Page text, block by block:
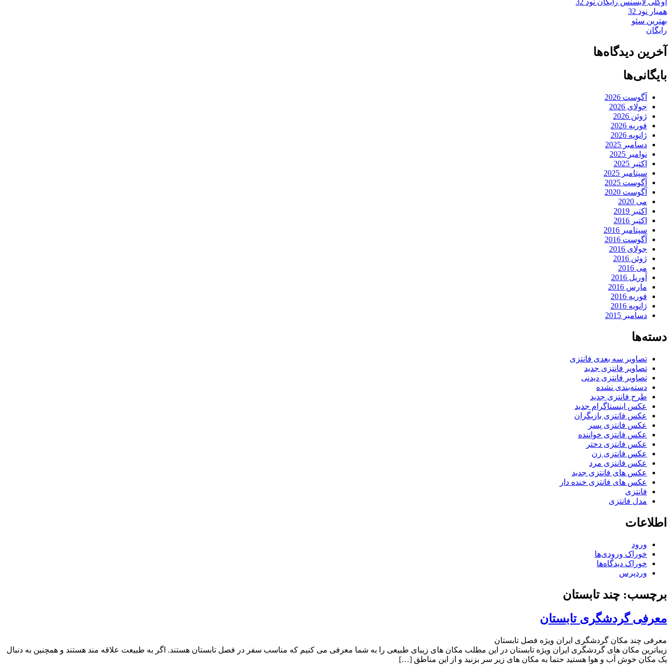
همیار نود 32
بهترین سئو
رایگان
آخرین دیدگاه‌ها
بایگانی‌ها
آگوست 2026
جولای 2026
ژوئن 2026
فوریه 2026
ژانویه 2026
دسامبر 2025
نوامبر 2025
اکتبر 2025
سپتامبر 2025
آگوست 2025
آگوست 2020
می 2020
اکتبر 2019
اکتبر 2016
سپتامبر 2016
آگوست 2016
جولای 2016
ژوئن 2016
می 2016
آوریل 2016
مارس 2016
فوریه 2016
ژانویه 2016
دسامبر 2015
دسته‌ها
تصاویر سه بعدی فانتزی
تصاویر فانتزی جدید
تصاویر فانتزی دیدنی
دسته‌بندی نشده
طرح فانتزی جدید
عکس اینستاگرام جدید
عکس فانتزی بازیگران
عکس فانتزی پسر
عکس فانتزی خواننده
عکس فانتزی دختر
عکس فانتزی زن
عکس فانتزی مرد
عکس های فانتزی جدید
عکس های فانتزی خنده دار
فانتزی
مدل فانتزی
اطلاعات
ورود
خوراک ورودی‌ها
خوراک دیدگاه‌ها
وردپرس
برچسب: چند تابستان
معرفی گردشگری تابستان
معرفی چند مکان گردشگری ایران ویژه فصل تابستان
زیباترین مکان های گردشگری ایران ویژه تابستان در این مطلب مکان های زیبای طبیعی را به شما معرفی می کنیم که مناسب سفر در فصل تابستان هستند. اگر به طبیعت علاقه مند هستند و همچنین به دنبال
یک مکان خوش آب و هوا هستید حتما به مکان های زیر سر بزنید و از این مناطق […]